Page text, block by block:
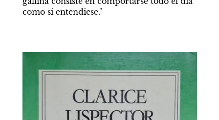
como si entendiese."